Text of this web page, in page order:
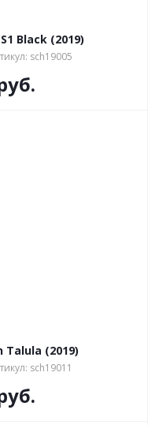
Black (2019)
sch19005
Talula (2019)
sch19011